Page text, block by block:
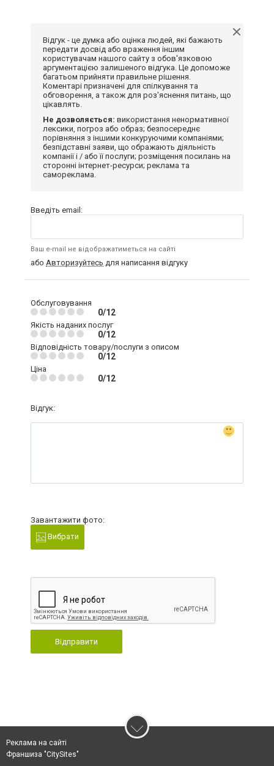
Відгук - це думка або оцінка людей, які бажають
передати досвід або враження іншим
користувачам нашого сайту з обов'язковою
аргументацією залишеного відгука. Це допоможе
багатьом прийняти правильне рішення.
Коментарі призначені для спілкування та
обговорення, а також для роз'яснення питань, що
цікавлять.
Не дозволяється: використання ненормативної
лексики, погроз або образ; безпосереднє
порівняння з іншими конкуруючими компаніями;
безпідставні заяви, що ображають діяльність
компанії і / або її послуги; розміщення посилань на
сторонні інтернет-ресурси; реклама та
самореклама.
Введіть email:
Ваш e-mail не відображатиметься на сайті
або Авторизуйтесь для написання відгуку
Обслуговування
0/12
Якість наданих послуг
0/12
Відповідність товару/послуги з описом
0/12
Ціна
0/12
Відгук:
Завантажити фото:
Вибрати
Відправити
Реклама на сайті
Франшиза "CitySites"